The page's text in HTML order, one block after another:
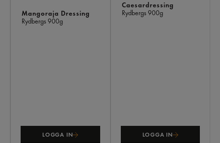
Mangoraja Dressing
Rydbergs900g
LOGGA IN
Caesardressing
Rydbergs900g
LOGGA IN